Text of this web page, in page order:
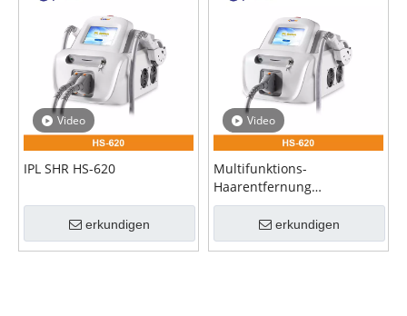
Video
IPL SHR HS-620
erkundigen
Video
Multifunktions-
Haarentfernung
Hautverjüngung IPL-
Maschine dauerhafte IPL-
Haarentfernung IPL-
erkundigen